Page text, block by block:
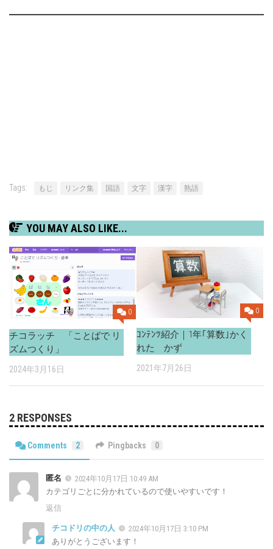
Tags: もじ リンク集 国語 文字 漢字 熟語
YOU MAY ALSO LIKE...
0
チコラッチ 「ことばで リ
ズムつくり」
2024年3月16日
0
ｺﾝﾃﾝﾂ紹介｜1年｢算数｣かく
れた かず
2021年7月26日
2 RESPONSES
Comments 2 Pingbacks 0
匿名
2024年10月17日 10:49 AM
カテゴリごとに分かれているので使いやすいです！
返信
チコドリの中の人
2024年10月17日 3:10 PM
ありがとうございます！